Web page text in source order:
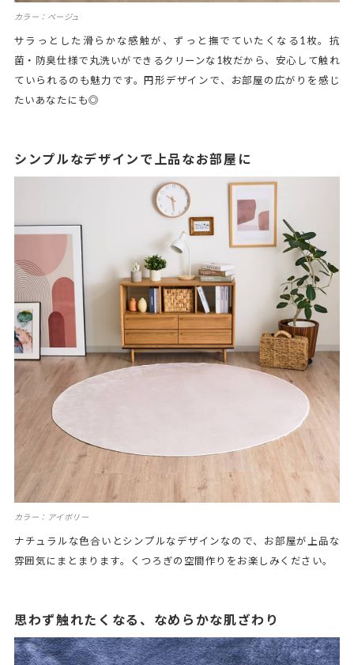
カラー：ベージュ
サラっとした滑らかな感触が、ずっと撫でていたくなる1枚。抗
菌・防臭仕様で丸洗いができるクリーンな1枚だから、安心して触れ
ていられるのも魅力です。円形デザインで、お部屋の広がりを感じ
たいあなたにも◎
シンプルなデザインで上品なお部屋に
カラー：アイボリー
ナチュラルな色合いとシンプルなデザインなので、お部屋が上品な
雰囲気にまとまります。くつろぎの空間作りをお楽しみください。
思わず触れたくなる、なめらかな肌ざわり